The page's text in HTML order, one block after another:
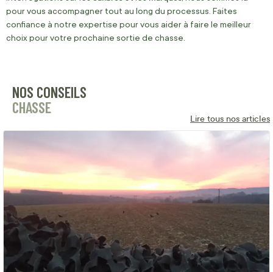
pour vous accompagner tout au long du processus. Faites
confiance à notre expertise pour vous aider à faire le meilleur
choix pour votre prochaine sortie de chasse.
NOS CONSEILS
CHASSE
Lire tous nos articles